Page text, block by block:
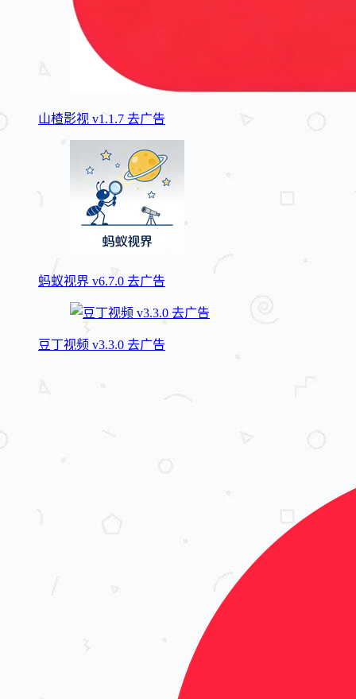
山楂影视 v1.1.7 去广告
蚂蚁视界 v6.7.0 去广告
豆丁视频 v3.3.0 去广告